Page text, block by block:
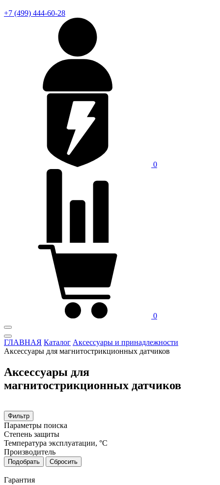
+7 (499) 444-60-28
0
0
ГЛАВНАЯ Каталог Аксессуары и принадлежности
Аксессуары для магнитострикционных датчиков
Аксессуары для
магнитострикционных датчиков
Фильтр
Параметры поиска
Степень защиты
Температура эксплуатации, °С
Производитель
Подобрать Сбросить
Гарантия